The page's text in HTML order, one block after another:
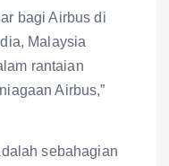
bagi Airbus di
Malaysia
rantaian
Airbus,”
sebahagian